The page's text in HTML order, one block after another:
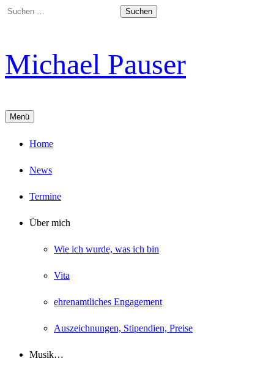
Springe
Suchen
Michael Pauser
Menü
Home
News
Termine
Über mich
Wie ich wurde, was ich bin
Vita
ehrenamtliches Engagement
Auszeichnungen, Stipendien, Preise
Musik…